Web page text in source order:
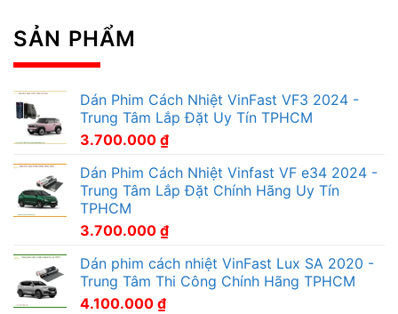
SẢN PHẨM
Dán Phim Cách Nhiệt VinFast VF3 2024 -
Trung Tâm Lắp Đặt Uy Tín TPHCM
3.700.000 ₫
Dán Phim Cách Nhiệt Vinfast VF e34 2024 -
Trung Tâm Lắp Đặt Chính Hãng Uy Tín
TPHCM
3.700.000 ₫
Dán phim cách nhiệt VinFast Lux SA 2020 -
Trung Tâm Thi Công Chính Hãng TPHCM
4.100.000 ₫